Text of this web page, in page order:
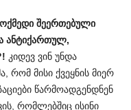
შეერთებული
ანტიქართულ,
კიდევ ვინ უნდა
რომ მისი ქვეყნის მიერ
წარმოადგენდნენ
რომლებშიც ისინი